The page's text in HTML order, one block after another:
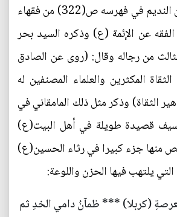
والمصنفين عده ابن النديم في فهرسه ص(322) من فقهاء
الفقه عن الإئمة (ع) وذكره السيد بحر
من رجاله وقال: (روى عن الصادق
المكثرين والعلماء المصنفين له
الثقاة) وذكر مثل ذلك المامقاني في
قصيدة طويلة في أهل البيت(ع)
بيت خص منها جزء كبيرا في رثاء الحسين(ع)
يلتهب فيها الحزن واللوعة:
(كربلا) *** ظمآنُ دامي الخدِ ثم